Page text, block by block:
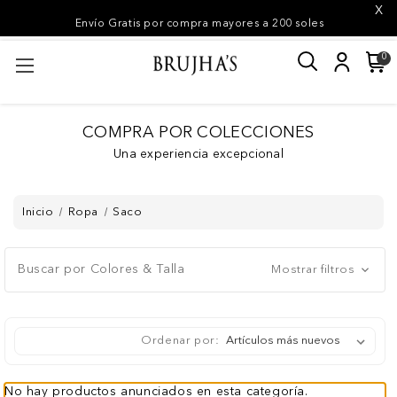
X
Envío Gratis por compra mayores a 200 soles
0
COMPRA POR COLECCIONES
Una experiencia excepcional
Inicio Ropa Saco
Buscar por Colores & Talla Mostrar filtros
Ordenar por:
No hay productos anunciados en esta categoría.